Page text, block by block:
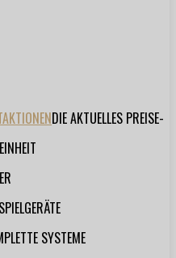
DIE AKTUELLES PREISE-
SYSTEME